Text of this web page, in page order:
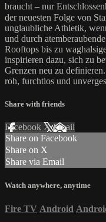
braucht – nur
der neuesten Folge von
unglaubliche Athletik,
und durch
Rooftops bis zu
inspirieren dazu, sich zu
Grenzen neu zu
roh, furchtlos und
Share with friends
Facebook XEmail
Share on Facebook
Share on X
Share via Email
Watch anywhere, anytime
Fire TV Android